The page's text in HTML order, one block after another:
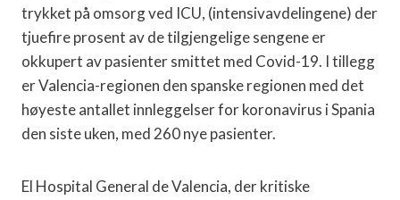
trykket på omsorg ved ICU, (intensivavdelingene) der
tjuefire prosent av de tilgjengelige sengene er
okkupert av pasienter smittet med Covid-19. I tillegg
er Valencia-regionen den spanske regionen med det
høyeste antallet innleggelser for koronavirus i Spania
den siste uken, med 260 nye pasienter.
El Hospital General de Valencia, der kritiske